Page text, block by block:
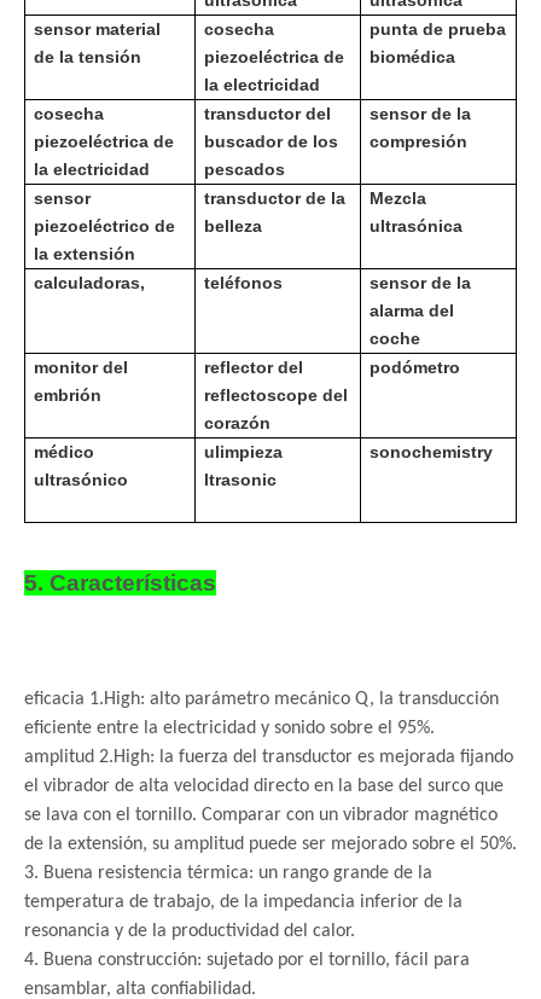
sensor material
de la tensión
cosecha
piezoeléctrica de
la electricidad
punta de prueba
biomédica
cosecha
piezoeléctrica de
la electricidad
transductor del
buscador de los
pescados
sensor de la
compresión
sensor
piezoeléctrico de
la extensión
transductor de la
belleza
Mezcla
ultrasónica
calculadoras, teléfonos
sensor de la
alarma del
coche
monitor del
embrión
reflector del
reflectoscope del
corazón
podómetro
médico
ultrasónico
ulimpieza
ltrasonic
sonochemistry
5. Características
eficacia 1.High: alto parámetro mecánico Q, la transducción
eficiente entre la electricidad y sonido sobre el 95%.
amplitud 2.High: la fuerza del transductor es mejorada fijando
el vibrador de alta velocidad directo en la base del surco que
se lava con el tornillo. Comparar con un vibrador magnético
de la extensión, su amplitud puede ser mejorado sobre el 50%.
3. Buena resistencia térmica: un rango grande de la
temperatura de trabajo, de la impedancia inferior de la
resonancia y de la productividad del calor.
4. Buena construcción: sujetado por el tornillo, fácil para
ensamblar, alta confiabilidad.